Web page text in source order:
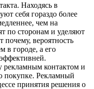
Находясь в
себя гораздо более
чем на
по сторонам и уделяют
вероятность
в городе, а его
рекламным контактом и
покупке. Рекламный
принятия решения о